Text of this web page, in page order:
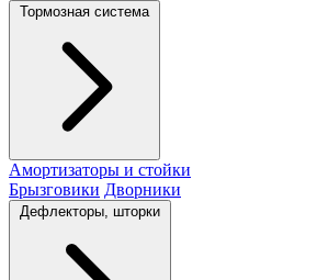
Тормозная система
Амортизаторы и стойки
Брызговики Дворники
Дефлекторы, шторки